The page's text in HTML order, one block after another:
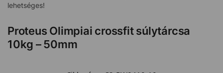
lehetséges!
Proteus Olimpiai crossfit súlytárcsa
10kg – 50mm